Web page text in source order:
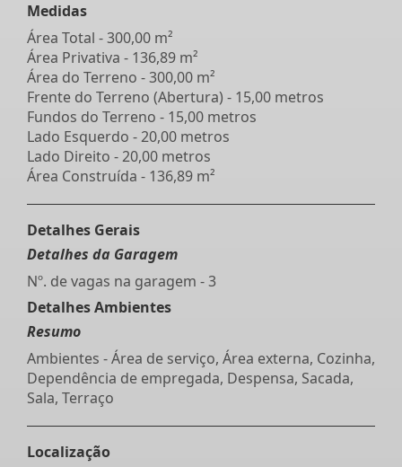
Medidas
Área Total - 300,00 m²
Área Privativa - 136,89 m²
Área do Terreno - 300,00 m²
Frente do Terreno (Abertura) - 15,00 metros
Fundos do Terreno - 15,00 metros
Lado Esquerdo - 20,00 metros
Lado Direito - 20,00 metros
Área Construída - 136,89 m²
Detalhes Gerais
Detalhes da Garagem
Nº. de vagas na garagem - 3
Detalhes Ambientes
Resumo
Ambientes - Área de serviço, Área externa, Cozinha,
Dependência de empregada, Despensa, Sacada,
Sala, Terraço
Localização